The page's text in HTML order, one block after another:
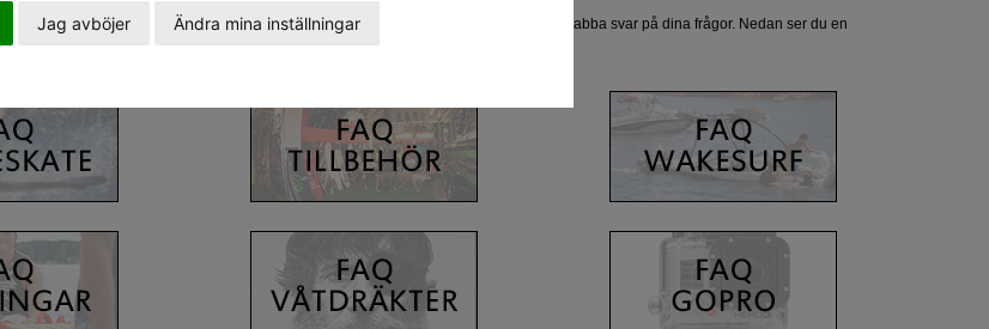
Jag avböjer Ändra mina inställningar
frågas av kunder via mail och telefon. Du kan ofta gå till en av våra FAQ:s och få snabba svar på dina frågor. Nedan ser du en